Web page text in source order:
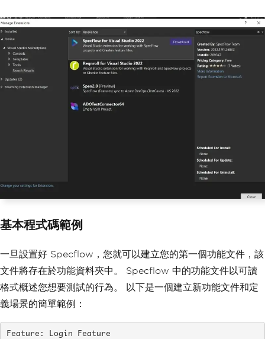
基本程式碼範例
一旦設置好 Specflow，您就可以建立您的第一個功能文件，該
文件將存在於功能資料夾中。 Specflow 中的功能文件以可讀
格式概述您想要測試的行為。 以下是一個建立新功能文件和定
義場景的簡單範例：
Feature: Login Feature